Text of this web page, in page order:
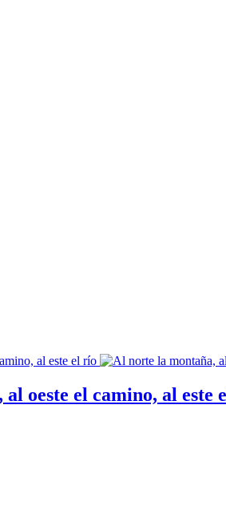
oeste el camino, al este